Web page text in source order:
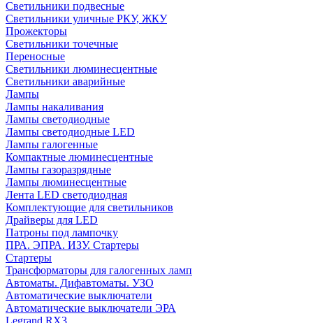
Светильники подвесные
Светильники уличные РКУ, ЖКУ
Прожекторы
Cветильники точечные
Переносные
Светильники люминесцентные
Светильники аварийные
Лампы
Лампы накаливания
Лампы светодиодные
Лампы светодиодные LED
Лампы галогенные
Компактные люминесцентные
Лампы газоразрядные
Лампы люминесцентные
Лента LED светодиодная
Комплектующие для светильников
Драйверы для LED
Патроны под лампочку
ПРА. ЭПРА. ИЗУ. Стартеры
Стартеры
Трансформаторы для галогенных ламп
Автоматы. Дифавтоматы. УЗО
Автоматические выключатели
Автоматические выключатели ЭРА
Legrand RX3